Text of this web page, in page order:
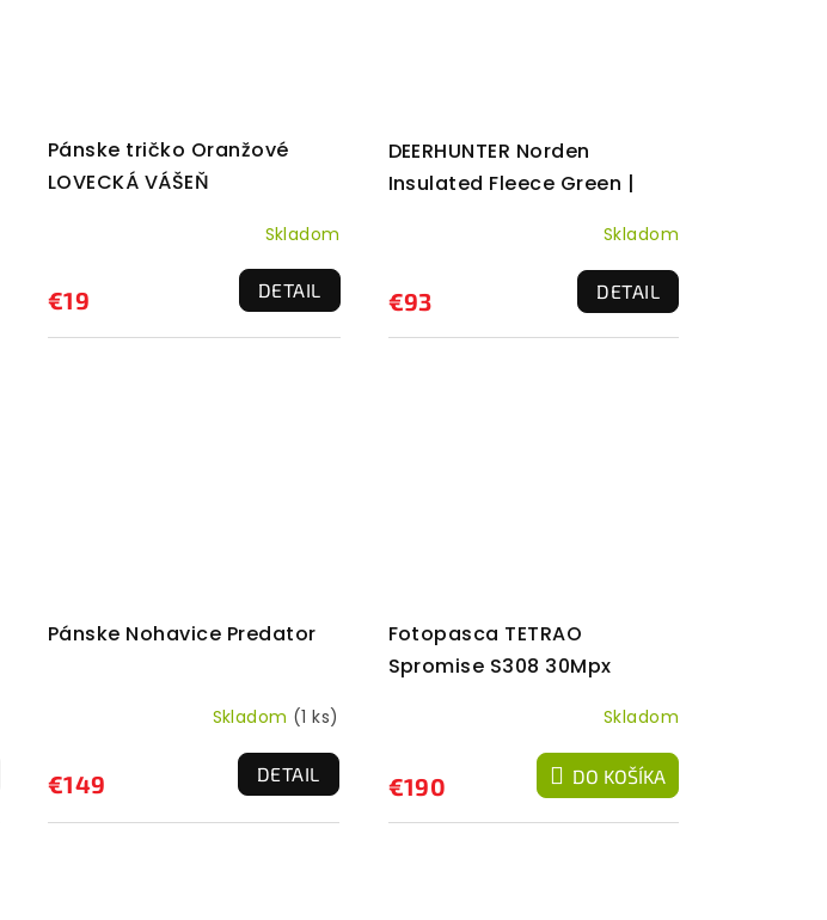
Pánske tričko Oranžové
LOVECKÁ VÁŠEŇ
Skladom
€19 DETAIL
DEERHUNTER Norden
Insulated Fleece Green |
Skladom
€93 DETAIL
Pánske Nohavice Predator
produktu
Skladom (1 ks)
€149 DETAIL
Fotopasca TETRAO
Spromise S308 30Mpx
Skladom
€190 DO KOŠÍKA